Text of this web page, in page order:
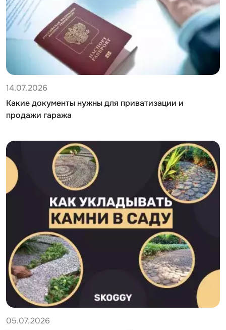
14.07.2026
Какие документы нужны для приватизации и
продажи гаража
05.07.2026